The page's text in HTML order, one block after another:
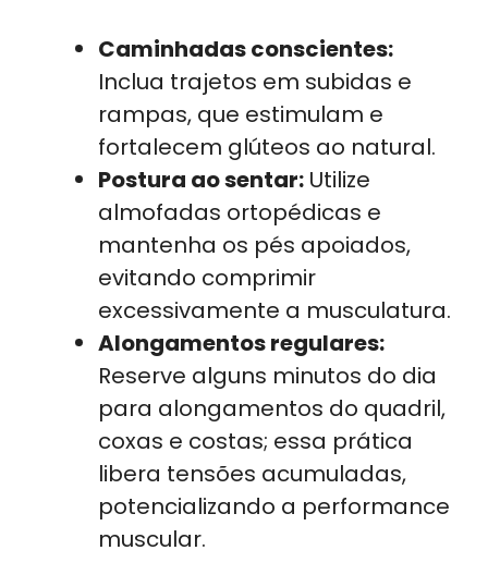
Caminhadas conscientes:
Inclua trajetos em subidas e
rampas, que estimulam e
fortalecem glúteos ao natural.
Postura ao sentar: Utilize
almofadas ortopédicas e
mantenha os pés apoiados,
evitando comprimir
excessivamente a musculatura.
Alongamentos regulares:
Reserve alguns minutos do dia
para alongamentos do quadril,
coxas e costas; essa prática
libera tensões acumuladas,
potencializando a performance
muscular.